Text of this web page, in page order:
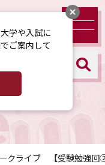
クライブ 【受験勉強回
学や入試に
ご案内して